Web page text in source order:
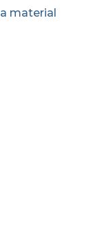
material